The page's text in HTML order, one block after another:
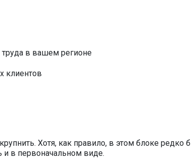
в вашем регионе
клиентов
Хотя, как правило, в этом блоке редко
и в первоначальном виде.